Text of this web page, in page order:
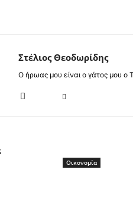
Στέλιος Θεοδωρίδης
Ο ήρωας μου είναι ο γάτος μου ο
Οικονομία